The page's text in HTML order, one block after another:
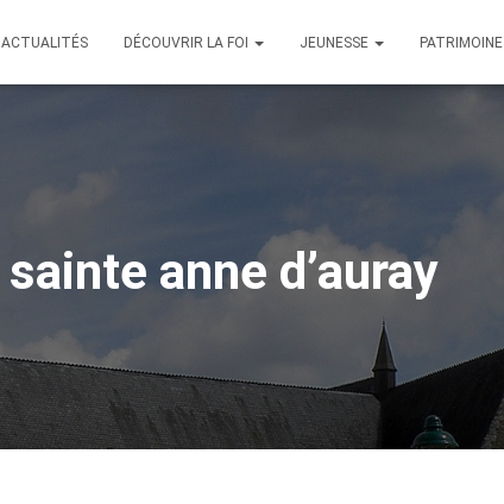
ACTUALITÉS DÉCOUVRIR LA FOI JEUNESSE PATRIMOINE
sainte anne d’auray